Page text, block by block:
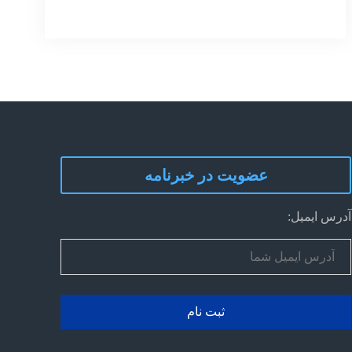
عضویت در خبرنامه
آدرس ایمیل: